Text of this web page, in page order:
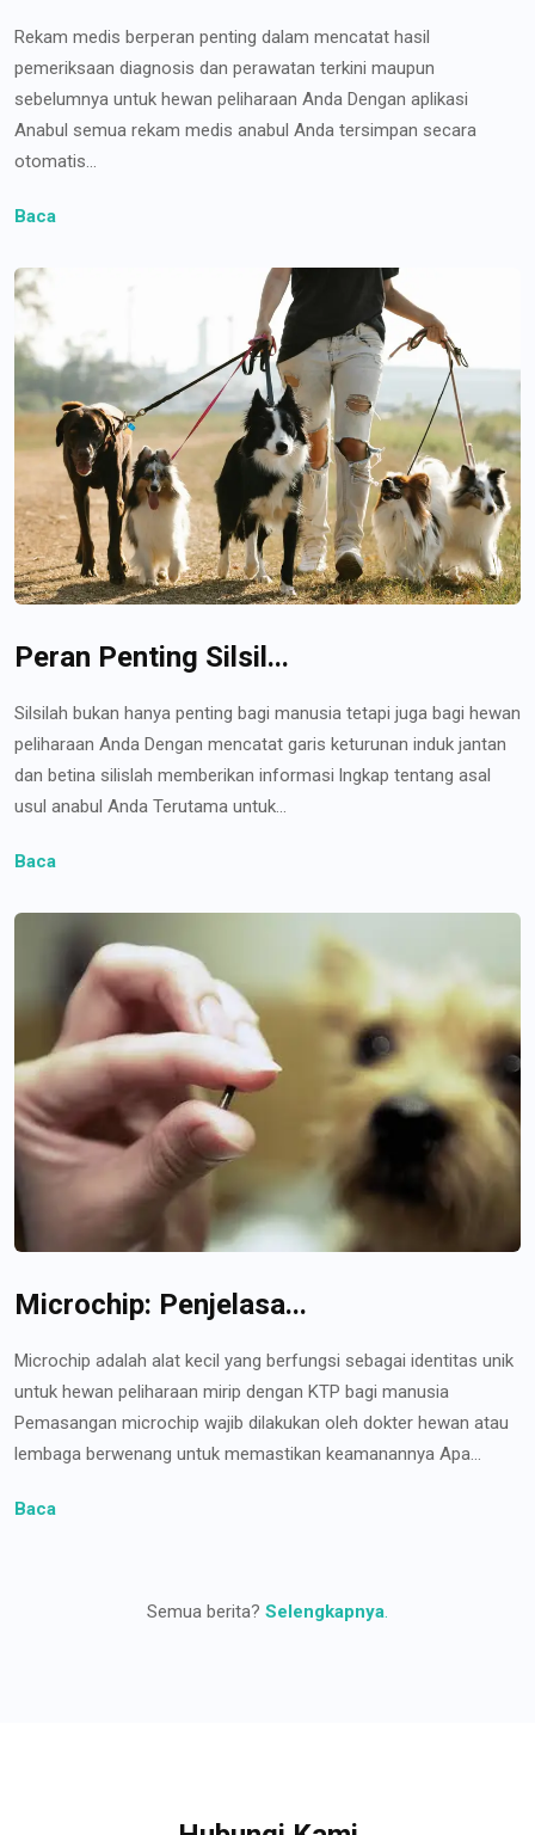
Rekam medis berperan penting dalam mencatat hasil
pemeriksaan diagnosis dan perawatan terkini maupun
sebelumnya untuk hewan peliharaan Anda Dengan aplikasi
Anabul semua rekam medis anabul Anda tersimpan secara
otomatis...
Baca
Peran Penting Silsil...
Silsilah bukan hanya penting bagi manusia tetapi juga bagi hewan
peliharaan Anda Dengan mencatat garis keturunan induk jantan
dan betina silislah memberikan informasi lngkap tentang asal
usul anabul Anda Terutama untuk...
Baca
Microchip: Penjelasa...
Microchip adalah alat kecil yang berfungsi sebagai identitas unik
untuk hewan peliharaan mirip dengan KTP bagi manusia
Pemasangan microchip wajib dilakukan oleh dokter hewan atau
lembaga berwenang untuk memastikan keamanannya Apa...
Baca
Semua berita? Selengkapnya.